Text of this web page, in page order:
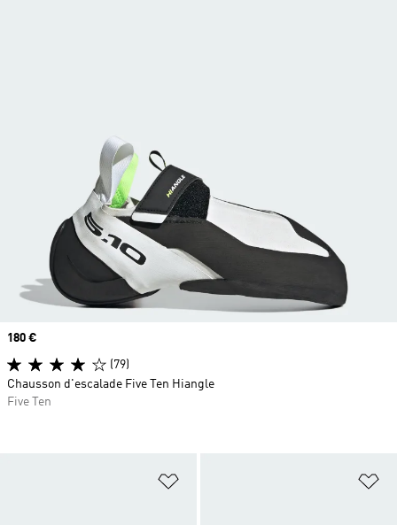
Ajouter à la Liste de produits
Prix
180 €
(79)
Chausson d'escalade Five Ten Hiangle
Five Ten